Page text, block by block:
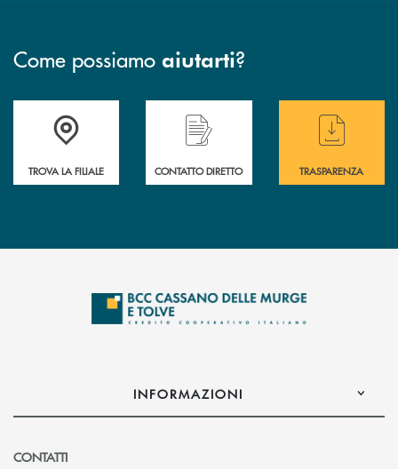
Come possiamo aiutarti?
Accedi all' elenco completo delle filiali
TROVA LA FILIALE
Hai bisogno di assistenza immediata ?
CONTATTO DIRETTO
Hai bisogno di
TRASPARENZA
INFORMAZIONI
CONTATTI